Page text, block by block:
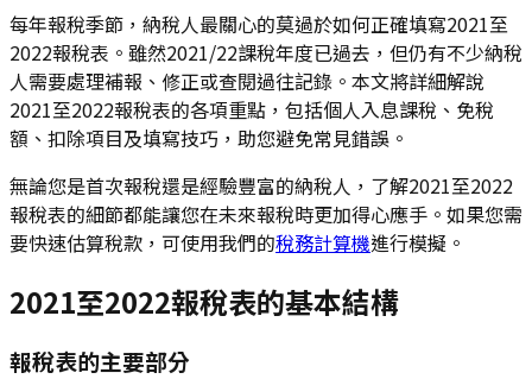
每年報稅季節，納稅人最關心的莫過於如何正確填寫2021至
2022報稅表。雖然2021/22課稅年度已過去，但仍有不少納稅
人需要處理補報、修正或查閱過往記錄。本文將詳細解說
2021至2022報稅表的各項重點，包括個人入息課稅、免稅
額、扣除項目及填寫技巧，助您避免常見錯誤。
無論您是首次報稅還是經驗豐富的納稅人，了解2021至2022
報稅表的細節都能讓您在未來報稅時更加得心應手。如果您需
要快速估算稅款，可使用我們的稅務計算機進行模擬。
2021至2022報稅表的基本結構
報稅表的主要部分